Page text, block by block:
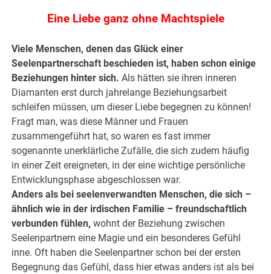
Eine Liebe ganz ohne Machtspiele
Viele Menschen, denen das Glück einer
Seelenpartnerschaft beschieden ist, haben schon einige
Beziehungen hinter sich. Als hätten sie ihren inneren
Diamanten erst durch jahrelange Beziehungsarbeit
schleifen müssen, um dieser Liebe begegnen zu können!
Fragt man, was diese Männer und Frauen
zusammengeführt hat, so waren es fast immer
sogenannte unerklärliche Zufälle, die sich zudem häufig
in einer Zeit ereigneten, in der eine wichtige persönliche
Entwicklungsphase abgeschlossen war.
Anders als bei seelenverwandten Menschen, die sich –
ähnlich wie in der irdischen Familie – freundschaftlich
verbunden fühlen, wohnt der Beziehung zwischen
Seelenpartnern eine Magie und ein besonderes Gefühl
inne. Oft haben die Seelenpartner schon bei der ersten
Begegnung das Gefühl, dass hier etwas anders ist als bei